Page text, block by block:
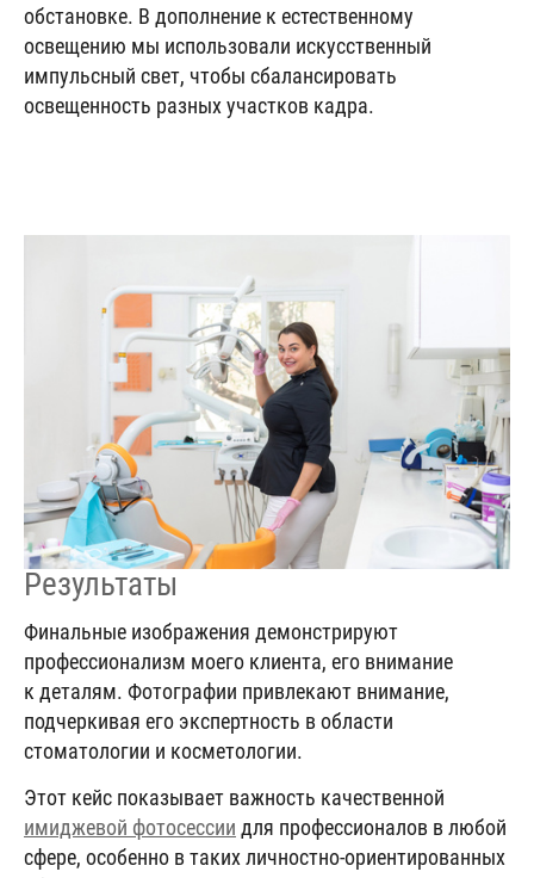
обстановке. В дополнение к естественному
освещению мы использовали искусственный
импульсный свет, чтобы сбалансировать
освещенность разных участков кадра.
Результаты
Финальные изображения демонстрируют
профессионализм моего клиента, его внимание
к деталям. Фотографии привлекают внимание,
подчеркивая его экспертность в области
стоматологии и косметологии.
Этот кейс показывает важность качественной
имиджевой фотосессии для профессионалов в любой
сфере, особенно в таких личностно-ориентированных